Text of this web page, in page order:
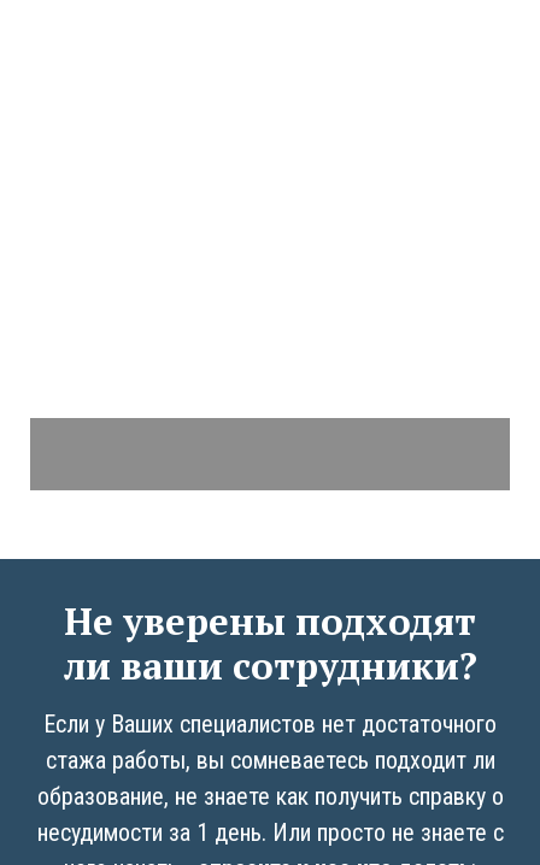
Не уверены подходят
ли ваши сотрудники?
Если у Ваших специалистов нет достаточного
стажа работы, вы сомневаетесь подходит ли
образование, не знаете как получить справку о
несудимости за 1 день. Или просто не знаете с